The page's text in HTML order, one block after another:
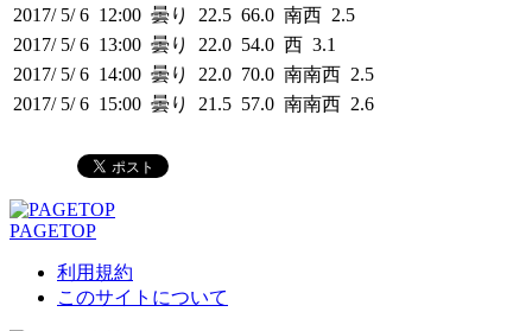
2017/ 5/ 6 12:00 曇り 22.5 66.0 南西 2.5
2017/ 5/ 6 13:00 曇り 22.0 54.0 西 3.1
2017/ 5/ 6 14:00 曇り 22.0 70.0 南南西 2.5
2017/ 5/ 6 15:00 曇り 21.5 57.0 南南西 2.6
PAGETOP
利用規約
このサイトについて